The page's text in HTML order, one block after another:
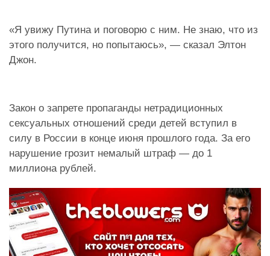
«Я увижу Путина и поговорю с ним. Не знаю, что из
этого получится, но попытаюсь», — сказал Элтон
Джон.
Закон о запрете пропаганды нетрадиционных
сексуальных отношений среди детей вступил в
силу в России в конце июня прошлого года. За его
нарушение грозит немалый штраф — до 1
миллиона рублей.